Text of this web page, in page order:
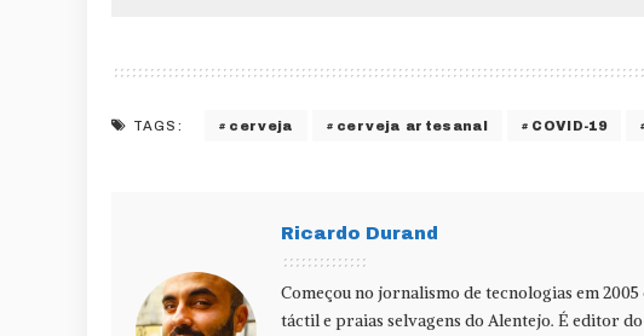
TAGS: cerveja cerveja artesanal COVID-19
Ricardo Durand
Começou no jornalismo de tecnologias em
táctil e praias selvagens do Alentejo. É editor